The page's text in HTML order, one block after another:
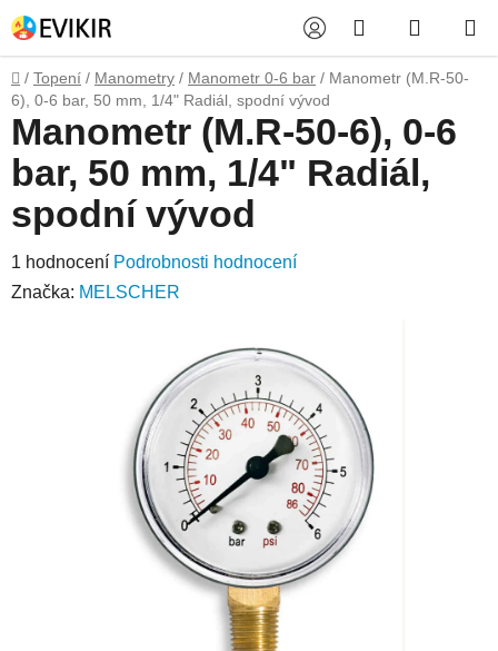
na
obsah
Hledat
KOŠÍK
Domů
/ Topení / Manometry / Manometr 0-6 bar / Manometr (M.R-50-
6), 0-6 bar, 50 mm, 1/4" Radiál, spodní vývod
Manometr (M.R-50-6), 0-6
bar, 50 mm, 1/4" Radiál,
spodní vývod
Průměrné
hodnocení
1 hodnocení Podrobnosti hodnocení
Značka: MELSCHER